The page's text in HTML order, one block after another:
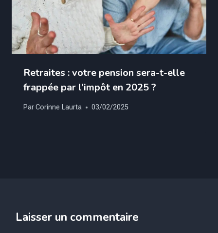
Retraites : votre pension sera-t-elle
frappée par l’impôt en 2025 ?
ParCorinne Laurta 03/02/2025
Laisser un commentaire